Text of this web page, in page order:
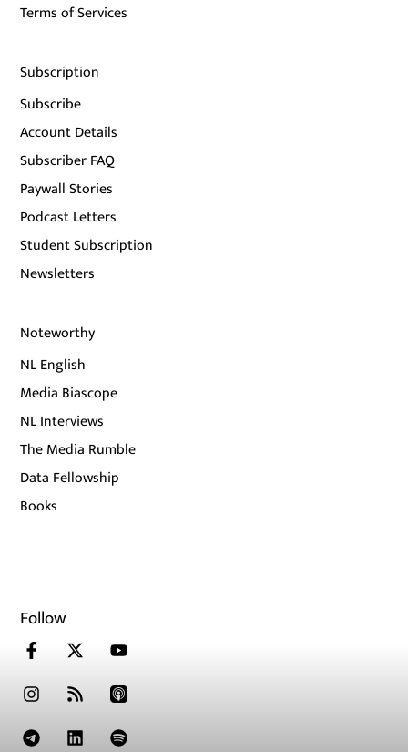
Terms of Services
Subscription
Subscribe
Account Details
Subscriber FAQ
Paywall Stories
Podcast Letters
Student Subscription
Newsletters
Noteworthy
NL English
Media Biascope
NL Interviews
The Media Rumble
Data Fellowship
Books
Follow